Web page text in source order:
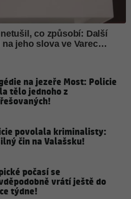
na jezeře Most: Policie
tělo jednoho z
povolala kriminalisty:
čin na Valašsku!
počasí se
vrátí ještě do
týdne!